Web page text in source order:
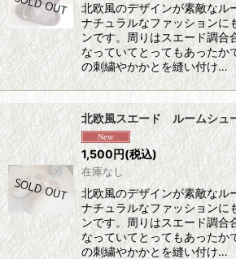
北欧風のデザインが素敵なル
ナチュラルなファッションに
ンです。周りはスエード調合
なっていてとってもあったか
の刺繍やかかとを縫い付け…
北欧風スエード ルームシ
1,500円(税込)
在庫なし
北欧風のデザインが素敵なル
ナチュラルなファッションに
ンです。周りはスエード調合
なっていてとってもあったか
の刺繍やかかとを縫い付け…